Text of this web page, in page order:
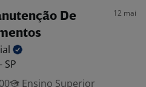
De
12 mai
SP
Ensino Superior